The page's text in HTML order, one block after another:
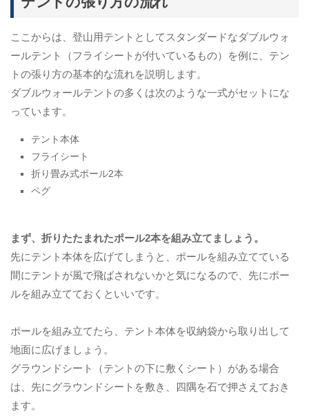
ここからは、登山用テントとしてスタンダードなダブルウォ
ールテント（フライシートが付いているもの）を例に、テン
トの張り方の基本的な流れを説明します。
ダブルウォールテントの多くは次のような一式がセットにな
っています。
テント本体
フライシート
折り畳み式ポール2本
ペグ
まず、折りたたまれたポール2本を組み立てましょう。
先にテント本体を広げてしまうと、ポールを組み立てている
間にテントが風で飛ばされないかと気になるので、先にポー
ルを組み立てておくといいです。
ポールを組み立てたら、テント本体を収納袋から取り出して
地面に広げましょう。
グラウンドシート（テントの下に敷くシート）がある場合
は、先にグラウンドシートを敷き、四隅を石で押さえておき
ます。